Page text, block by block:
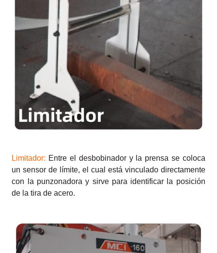
Limitador: Entre el desbobinador y la prensa se coloca
un sensor de límite, el cual está vinculado directamente
con la punzonadora y sirve para identificar la posición
de la tira de acero.